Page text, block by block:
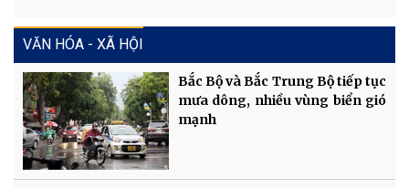
VĂN HÓA - XÃ HỘI
Bắc Bộ và Bắc Trung Bộ tiếp tục
mưa dông, nhiều vùng biển gió
mạnh